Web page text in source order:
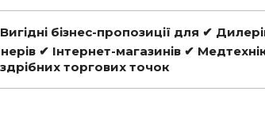
Вигідні бізнес-пропозиції для ✔
✔ Інтернет-магазинів ✔
торгових точок